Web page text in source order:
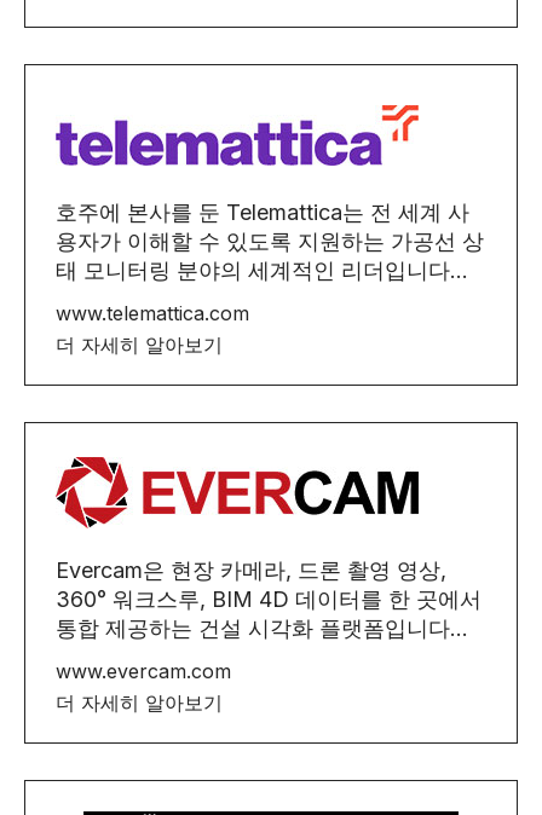
호주에 본사를 둔 Telemattica는 전 세계 사
용자가 이해할 수 있도록 지원하는 가공선 상
태 모니터링 분야의 세계적인 리더입니다...
www.telemattica.com
더 자세히 알아보기
Evercam은 현장 카메라, 드론 촬영 영상,
360° 워크스루, BIM 4D 데이터를 한 곳에서
통합 제공하는 건설 시각화 플랫폼입니다...
www.evercam.com
더 자세히 알아보기